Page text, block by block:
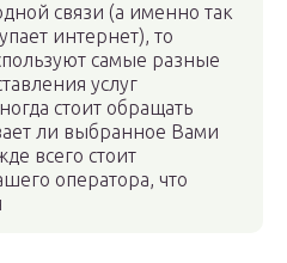
связи (а именно так
интернет), то
самые разные
услуг
стоит обращать
ли выбранное Вами
всего стоит
оператора, что